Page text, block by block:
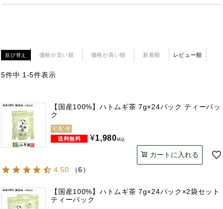
並び替え 価格が安い順 価格が高い順 新着順 レビュー順
5件中 1-5件表示
【国産100%】ハトムギ茶 7g×24パック ティーパッ
ク
宅配便
¥1,980税込
カートに入れる
4.50
（6）
【国産100%】ハトムギ茶 7g×24パック×2袋セット
ティーパック